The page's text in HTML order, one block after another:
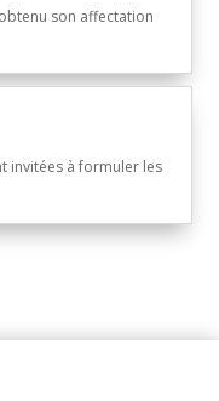
son affectation
invitées à formuler les